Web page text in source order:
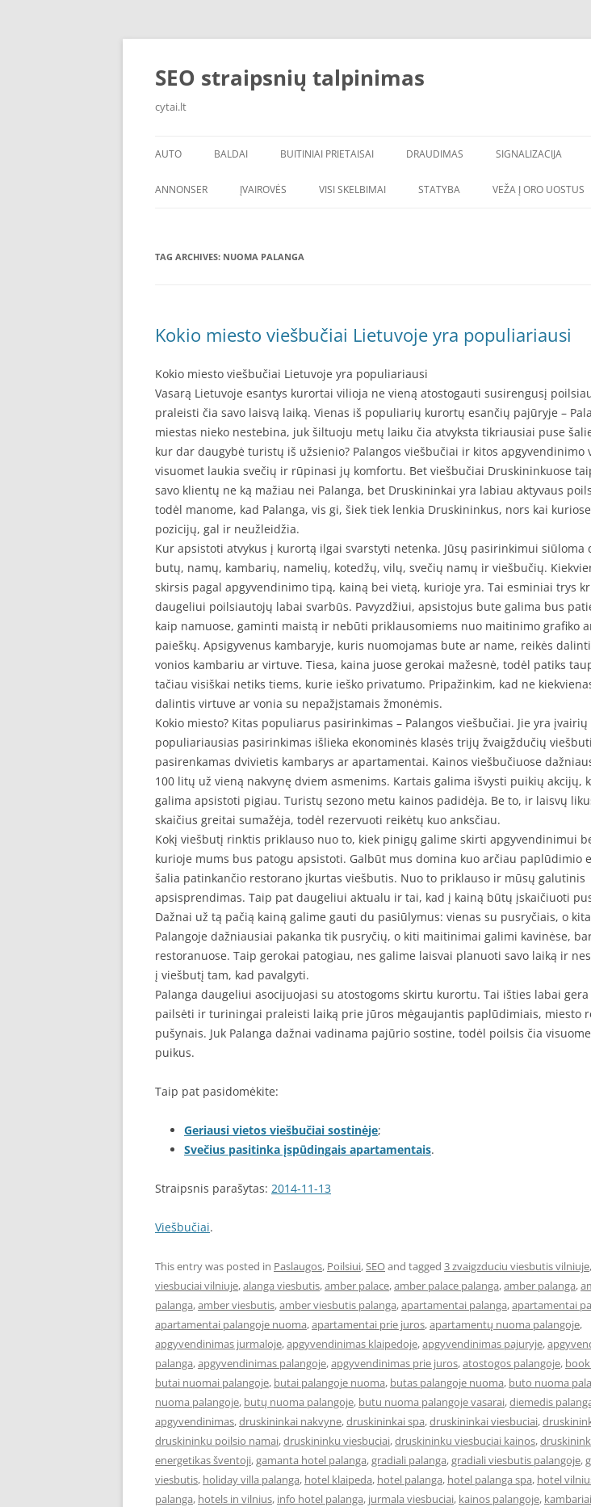
Skip
SEO straipsnių talpinimas
cytai.lt
AUTO
PADANGOS
BALDAI BUITINIAI PRIETAISAI DRAUDIMAS SIGNALIZACIJA
ANNONSER ĮVAIROVĖS VISI SKELBIMAI STATYBA VEŽA Į ORO UOSTUS
TAG ARCHIVES: NUOMA PALANGA
Kokio miesto viešbučiai Lietuvoje yra populiariausi
Kokio miesto viešbučiai Lietuvoje yra populiariausi
Vasarą Lietuvoje esantys kurortai vilioja ne vieną atostogauti susirengusį
praleisti čia savo laisvą laiką. Vienas iš populiarių kurortų esančių pajūryje –
miestas nieko nestebina, juk šiltuoju metų laiku čia atvyksta tikriausiai puse
kur dar daugybė turistų iš užsienio? Palangos viešbučiai ir kitos apgyvendinimo
visuomet laukia svečių ir rūpinasi jų komfortu. Bet viešbučiai Druskininkuose
savo klientų ne ką mažiau nei Palanga, bet Druskininkai yra labiau aktyvaus
todėl manome, kad Palanga, vis gi, šiek tiek lenkia Druskininkus, nors kai
pozicijų, gal ir neužleidžia.
Kur apsistoti atvykus į kurortą ilgai svarstyti netenka. Jūsų pasirinkimui siūloma
butų, namų, kambarių, namelių, kotedžų, vilų, svečių namų ir viešbučių.
skirsis pagal apgyvendinimo tipą, kainą bei vietą, kurioje yra. Tai esminiai trys
daugeliui poilsiautojų labai svarbūs. Pavyzdžiui, apsistojus bute galima bus
kaip namuose, gaminti maistą ir nebūti priklausomiems nuo maitinimo grafiko
paieškų. Apsigyvenus kambaryje, kuris nuomojamas bute ar name, reikės
vonios kambariu ar virtuve. Tiesa, kaina juose gerokai mažesnė, todėl patiks
tačiau visiškai netiks tiems, kurie ieško privatumo. Pripažinkim, kad ne
dalintis virtuve ar vonia su nepažįstamais žmonėmis.
Kokio miesto? Kitas populiarus pasirinkimas – Palangos viešbučiai. Jie yra
populiariausias pasirinkimas išlieka ekonominės klasės trijų žvaigždučių
pasirenkamas dvivietis kambarys ar apartamentai. Kainos viešbučiuose
100 litų už vieną nakvynę dviem asmenims. Kartais galima išvysti puikių akcijų,
galima apsistoti pigiau. Turistų sezono metu kainos padidėja. Be to, ir laisvų
skaičius greitai sumažėja, todėl rezervuoti reikėtų kuo anksčiau.
Kokį viešbutį rinktis priklauso nuo to, kiek pinigų galime skirti apgyvendinimui
kurioje mums bus patogu apsistoti. Galbūt mus domina kuo arčiau paplūdimio
šalia patinkančio restorano įkurtas viešbutis. Nuo to priklauso ir mūsų galutinis
apsisprendimas. Taip pat daugeliui aktualu ir tai, kad į kainą būtų įskaičiuoti
Dažnai už tą pačią kainą galime gauti du pasiūlymus: vienas su pusryčiais, o
Palangoje dažniausiai pakanka tik pusryčių, o kiti maitinimai galimi kavinėse,
restoranuose. Taip gerokai patogiau, nes galime laisvai planuoti savo laiką ir
į viešbutį tam, kad pavalgyti.
Palanga daugeliui asocijuojasi su atostogoms skirtu kurortu. Tai išties labai gera
pailsėti ir turiningai praleisti laiką prie jūros mėgaujantis paplūdimiais, miesto
pušynais. Juk Palanga dažnai vadinama pajūrio sostine, todėl poilsis čia
puikus.
Taip pat pasidomėkite:
Geriausi vietos viešbučiai sostinėje;
Svečius pasitinka įspūdingais apartamentais.
Straipsnis parašytas: 2014-11-13
Viešbučiai.
This entry was posted in Paslaugos, Poilsiui,SEOand tagged 3 zvaigzduciu viesbutis vilniuje,
viesbuciai vilniuje,alanga viesbutis,amber palace,amber palace palanga,amber palanga,
palanga,amber viesbutis,amber viesbutis palanga,apartamentai palanga,apartamentai
apartamentai palangoje nuoma,apartamentai prie juros,apartamentų nuoma palangoje,
apgyvendinimas jurmaloje,apgyvendinimas klaipedoje,apgyvendinimas pajuryje,
palanga,apgyvendinimas palangoje,apgyvendinimas prie juros,atostogos palangoje,
butai nuomai palangoje, butai palangoje nuoma, butas palangoje nuoma, buto nuoma
nuoma palangoje, butų nuoma palangoje, butu nuoma palangoje vasarai,diemedis
apgyvendinimas,druskininkai nakvyne,druskininkai spa,druskininkai viesbuciai,
druskininku poilsio namai,druskininku viesbuciai,druskininku viesbuciai kainos,
energetikas šventoji,gamanta hotel palanga,gradiali palanga,gradiali viesbutis palangoje,
viesbutis, holiday villa palanga, hotel klaipeda, hotel palanga, hotel palanga spa, hotel
palanga, hotels in vilnius, info hotel palanga, jurmala viesbuciai, kainos palangoje,